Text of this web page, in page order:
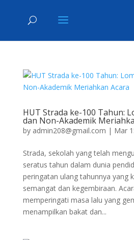
HUT Strada ke-100 Tahun:
dan Non-Akademik
by admin208@gmail.com | Mar
Strada, sekolah yang telah
seratus tahun dalam dunia
peringatan ulang tahunnya yang
semangat dan kegembiraan.
memperingati masa lalu yang
menampilkan bakat dan...